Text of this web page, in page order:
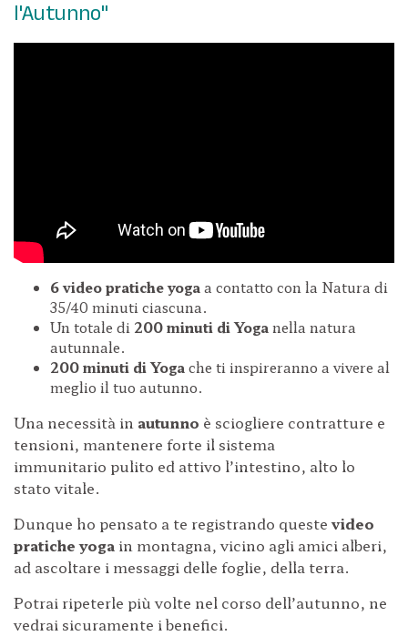
l'Autunno"
6 video pratiche yogaa contatto con la Natura di
35/40 minuti ciascuna.
Un totale di 200 minuti di Yoganella natura
autunnale.
200 minuti di Yogache ti inspireranno a vivere al
meglio il tuo autunno.
Una necessità in autunno è sciogliere contratture e
tensioni, mantenere forte il sistema
immunitario pulito ed attivo l’intestino, alto lo
stato vitale.
Dunque ho pensato a te registrando questevideo
pratiche yoga in montagna, vicino agli amici alberi,
ad ascoltare i messaggi delle foglie, della terra.
Potrai ripeterle più volte nel corso dell’autunno, ne
vedrai sicuramente i benefici.